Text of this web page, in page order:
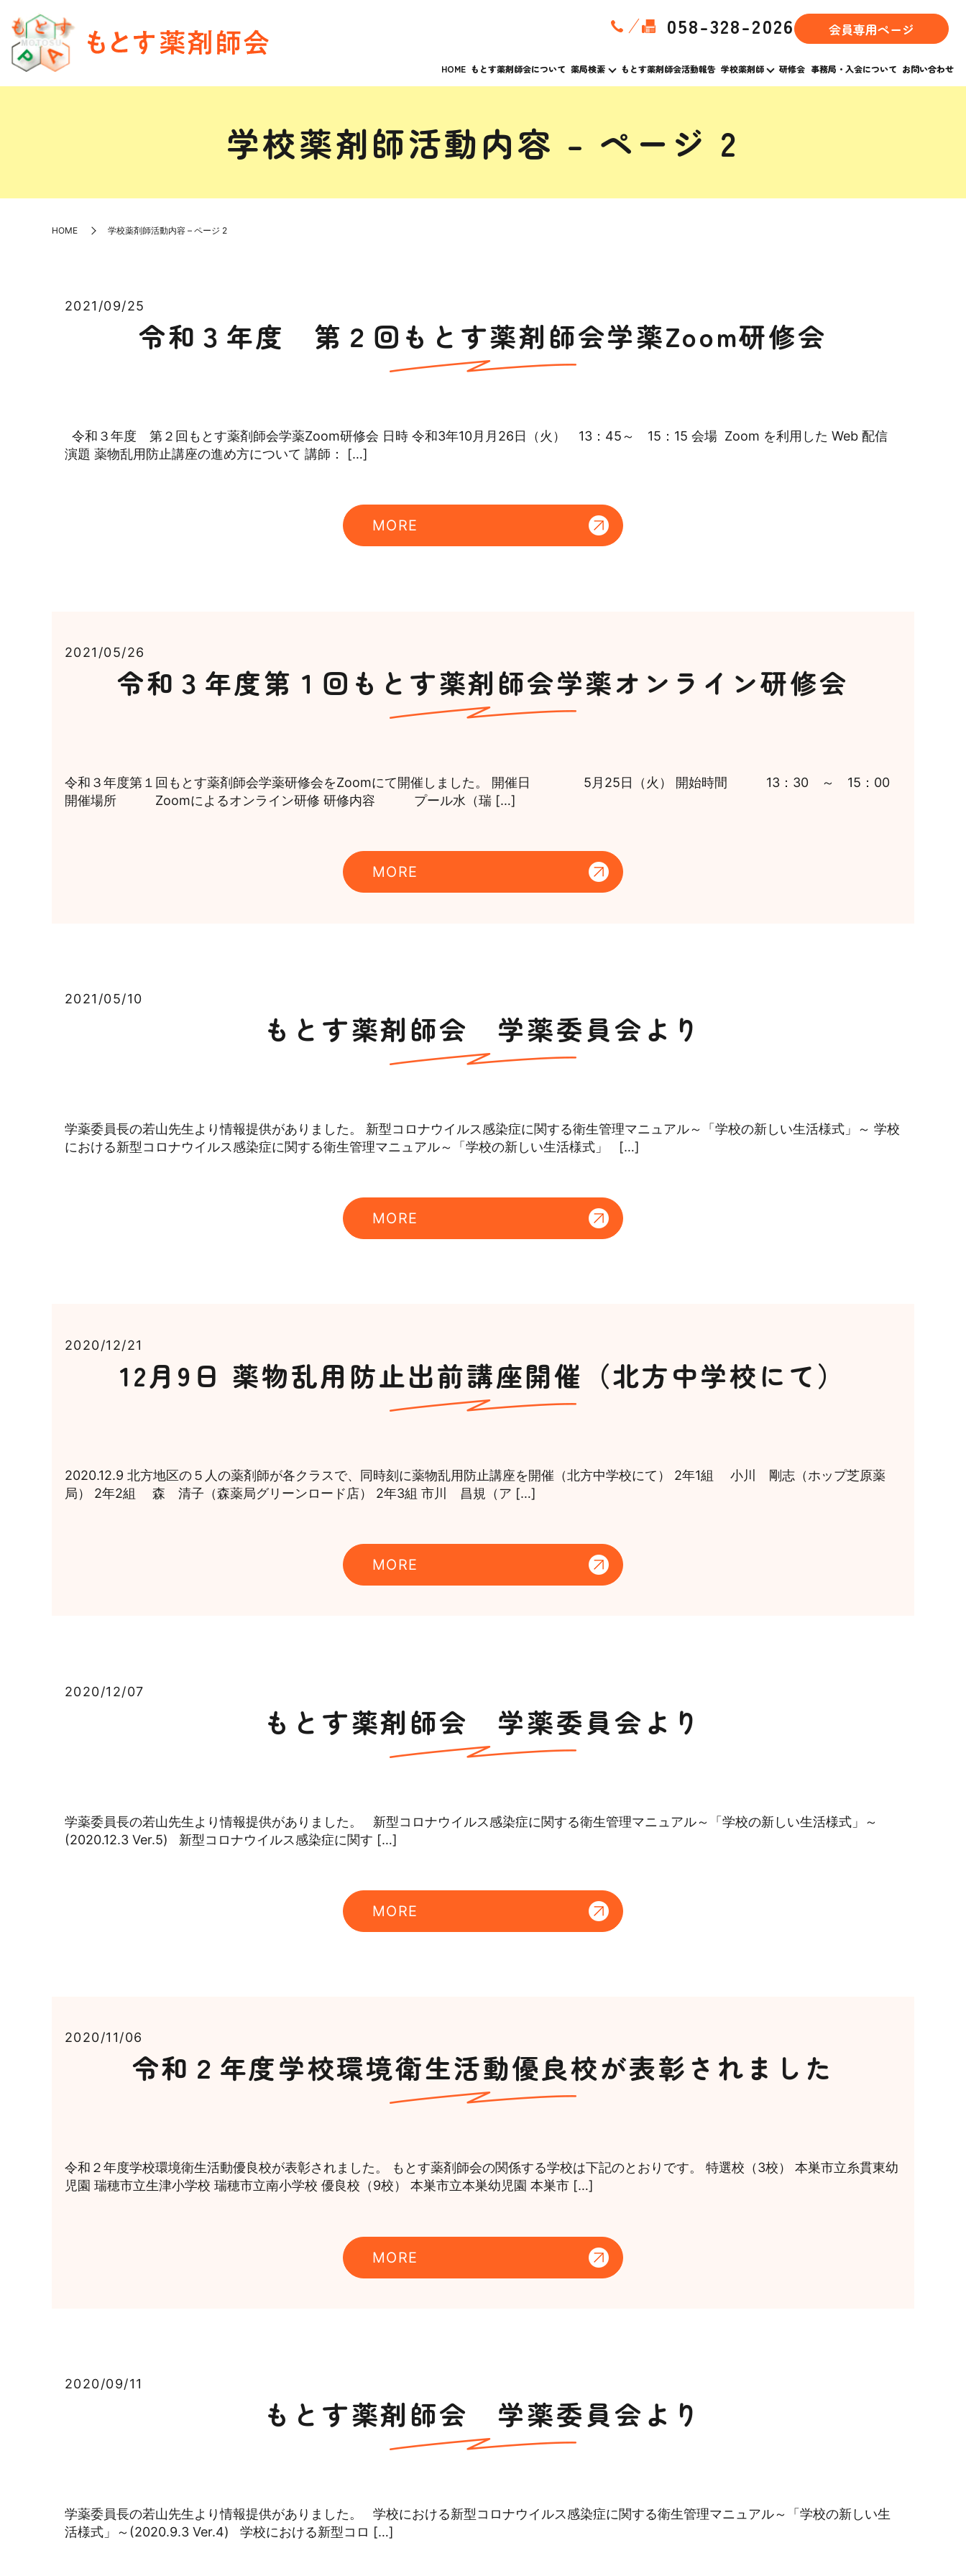
HOME もとす薬剤師会について 薬局検索 もとす薬剤師会活動報告 学校薬剤師 研修会 事務局・入会について お問い合わせ
058-328-2026 会員専用ページ
学校薬剤師活動内容 – ページ 2
HOME 学校薬剤師活動内容 – ページ 2
2021/09/25
令和３年度 第２回もとす薬剤師会学薬Zoom研修会
令和３年度 第２回もとす薬剤師会学薬Zoom研修会 日時 令和3年10月月26日（火） 13：45～ 15：15 会場 Zoom を利用した Web 配信
演題 薬物乱用防止講座の進め方について 講師： […]
MORE
2021/05/26
令和３年度第１回もとす薬剤師会学薬オンライン研修会
令和３年度第１回もとす薬剤師会学薬研修会をZoomにて開催しました。 開催日 5月25日（火） 開始時間 13：30 ～ 15：00
開催場所 Zoomによるオンライン研修 研修内容 プール水（瑞 […]
MORE
2021/05/10
もとす薬剤師会 学薬委員会より
学薬委員長の若山先生より情報提供がありました。 新型コロナウイルス感染症に関する衛生管理マニュアル～「学校の新しい生活様式」～ 学校
における新型コロナウイルス感染症に関する衛生管理マニュアル～「学校の新しい生活様式」 […]
MORE
2020/12/21
12月9日 薬物乱用防止出前講座開催（北方中学校にて）
2020.12.9 北方地区の５人の薬剤師が各クラスで、同時刻に薬物乱用防止講座を開催（北方中学校にて） 2年1組 小川 剛志（ホップ芝原薬
局） 2年2組 森 清子（森薬局グリーンロード店） 2年3組 市川 昌規（ア […]
MORE
2020/12/07
もとす薬剤師会 学薬委員会より
学薬委員長の若山先生より情報提供がありました。 新型コロナウイルス感染症に関する衛生管理マニュアル～「学校の新しい生活様式」～
(2020.12.3 Ver.5) 新型コロナウイルス感染症に関す […]
MORE
2020/11/06
令和２年度学校環境衛生活動優良校が表彰されました
令和２年度学校環境衛生活動優良校が表彰されました。 もとす薬剤師会の関係する学校は下記のとおりです。 特選校（3校） 本巣市立糸貫東幼
児園 瑞穂市立生津小学校 瑞穂市立南小学校 優良校（9校） 本巣市立本巣幼児園 本巣市 […]
MORE
2020/09/11
もとす薬剤師会 学薬委員会より
学薬委員長の若山先生より情報提供がありました。 学校における新型コロナウイルス感染症に関する衛生管理マニュアル～「学校の新しい生
活様式」～(2020.9.3 Ver.4) 学校における新型コロ […]